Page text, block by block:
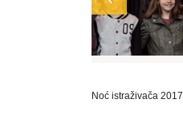
Noć istraživača 2017